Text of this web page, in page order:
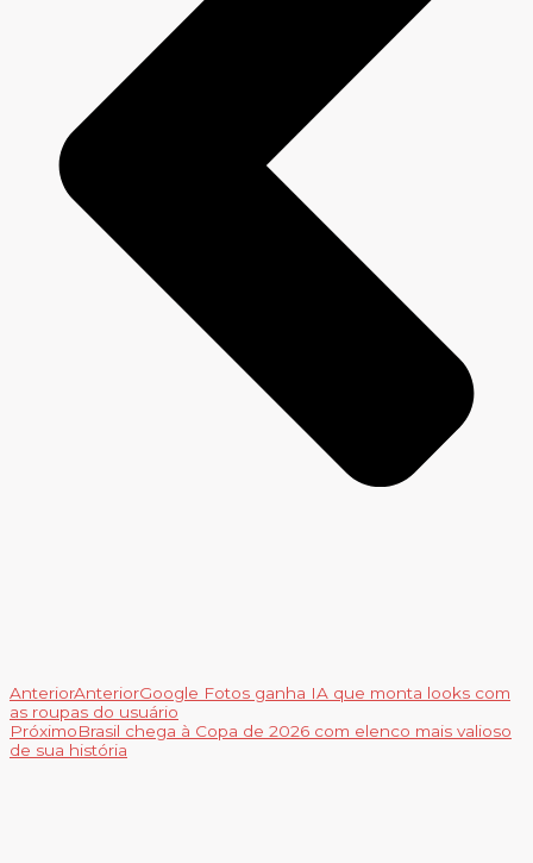
AnteriorAnteriorGoogle Fotos ganha IA que monta looks com
as roupas do usuário
PróximoBrasil chega à Copa de 2026 com elenco mais valioso
de sua história